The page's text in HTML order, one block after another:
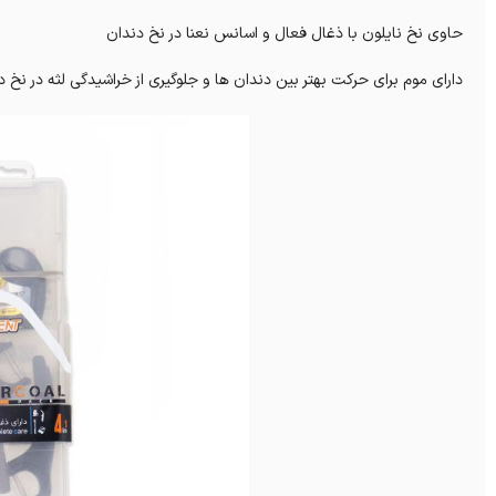
حاوی نخ نایلون با ذغال فعال و اسانس نعنا در نخ دندان
دارای موم برای حرکت بهتر بین دندان ها و جلوگیری از خراشیدگی لثه در نخ